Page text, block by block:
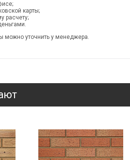
карты;
расчету;
можно уточнить у менеджера.